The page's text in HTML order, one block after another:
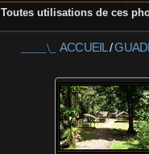
Toutes utilisations de ces
ACCUEIL/